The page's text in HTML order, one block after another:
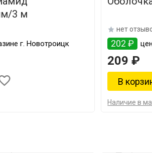
3 м
г. Новотроицк
нет
202 ₽
209 ₽
Наличие в